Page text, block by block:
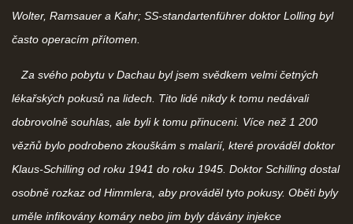
Wolter, Ramsauer a Kahr; SS-standartenführer doktor Lolling byl
často operacím přítomen.
Za svého pobytu v Dachau byl jsem svědkem velmi četných
lékařských pokusů na lidech. Tito lidé nikdy k tomu nedávali
dobrovolně souhlas, ale byli k tomu přinuceni. Více než 1 200
vězňů bylo podrobeno zkouškám s malarií, které prováděl doktor
Klaus-Schilling od roku 1941 do roku 1945. Doktor Schilling dostal
osobně rozkaz od Himmlera, aby prováděl tyto pokusy. Oběti byly
uměle infikovány komáry nebo jim byly dávány injekce